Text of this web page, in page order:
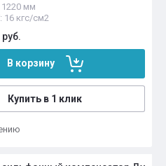
мм
16 кгс/см2
руб.
В корзину
Купить в 1 клик